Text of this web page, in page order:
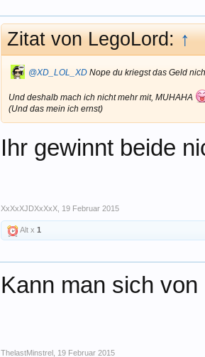
Zitat von LegoLord:↑
@XD_LOL_XD Nope du kriegst das Geld
Und deshalb mach ich nicht mehr mit, MUHAHA
(Und das mein ich ernst)
Ihr gewinnt beide
XxXxXJDXxXxX 19 Februar 2015
Alt x 1
Kann man sich
ThelastMinstrel 19 Februar 2015